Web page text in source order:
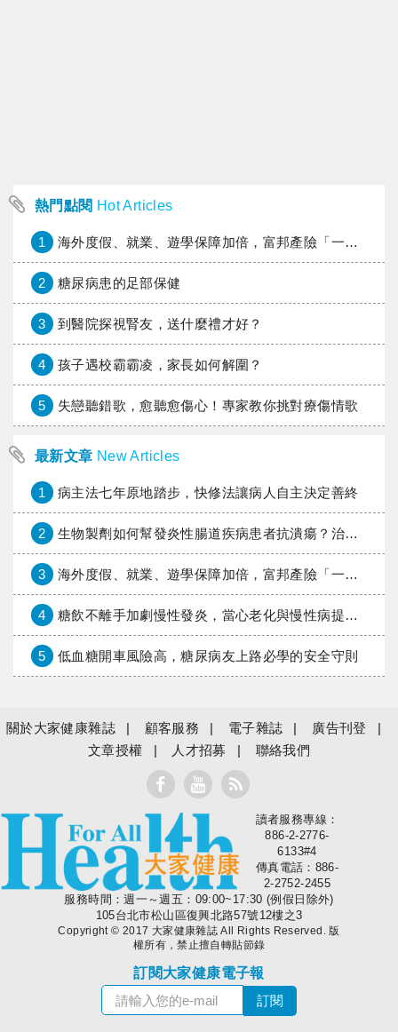
熱門點閱 Hot Articles
1 海外度假、就業、遊學保障加倍，富邦產險「一期逐夢」專案加碼遠距醫療與緊急救援
2 糖尿病患的足部保健
3 到醫院探視腎友，送什麼禮才好？
4 孩子遇校霸霸凌，家長如何解圍？
5 失戀聽錯歌，愈聽愈傷心！專家教你挑對療傷情歌
最新文章 New Articles
1 病主法七年原地踏步，快修法讓病人自主決定善終
2 生物製劑如何幫發炎性腸道疾病患者抗潰瘍？治療進展與健保給付困境一次看
3 海外度假、就業、遊學保障加倍，富邦產險「一期逐夢」專案加碼遠距醫療與緊急救援
4 糖飲不離手加劇慢性發炎，當心老化與慢性病提早報到
5 低血糖開車風險高，糖尿病友上路必學的安全守則
關於大家健康雜誌 顧客服務 電子雜誌
廣告刊登
文章授權
人才招募 聯絡我們
大家健康
讀者服務專線：
886-2-2776-
6133#4
傳真電話：886-
2-2752-2455
服務時間：週一～週五：09:00~17:30 (例假日除外)
105台北市松山區復興北路57號12樓之3
Copyright © 2017 大家健康雜誌 All Rights Reserved. 版
權所有，禁止擅自轉貼節錄
訂閱大家健康電子報